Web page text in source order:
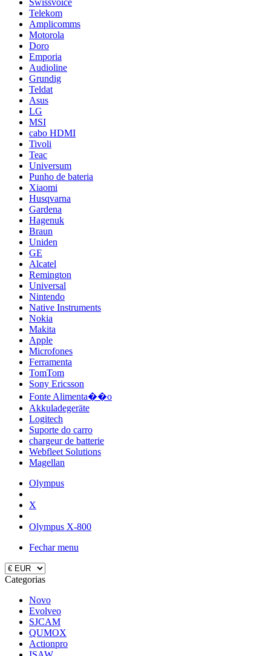
Swissvoice
Telekom
Amplicomms
Motorola
Doro
Emporia
Audioline
Grundig
Teldat
Asus
LG
MSI
cabo HDMI
Tivoli
Teac
Universum
Punho de bateria
Xiaomi
Husqvarna
Gardena
Hagenuk
Braun
Uniden
GE
Alcatel
Remington
Universal
Nintendo
Native Instruments
Nokia
Makita
Apple
Microfones
Ferramenta
TomTom
Sony Ericsson
Fonte Alimenta��o
Akkuladegeräte
Logitech
Suporte do carro
chargeur de batterie
Webfleet Solutions
Magellan
Olympus
X
Olympus X-800
Fechar menu
Categorias
Novo
Evolveo
SJCAM
QUMOX
Actionpro